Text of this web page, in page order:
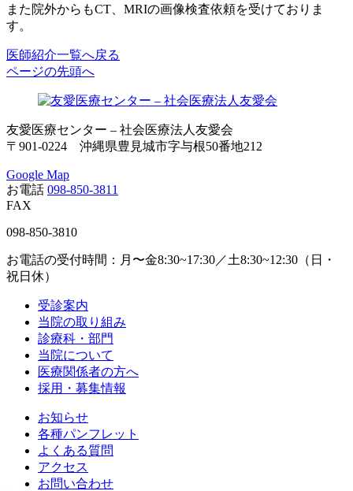
また院外からもCT、MRIの画像検査依頼を受けておりま
す。
医師紹介一覧へ戻る
ページの先頭へ
友愛医療センター – 社会医療法人友愛会
〒901-0224 沖縄県豊見城市字与根50番地212
Google Map
お電話 098-850-3811
FAX
098-850-3810
お電話の受付時間：月〜金8:30~17:30／土8:30~12:30（日・
祝日休）
受診案内
当院の取り組み
診療科・部門
当院について
医療関係者の方へ
採用・募集情報
お知らせ
各種パンフレット
よくある質問
アクセス
お問い合わせ